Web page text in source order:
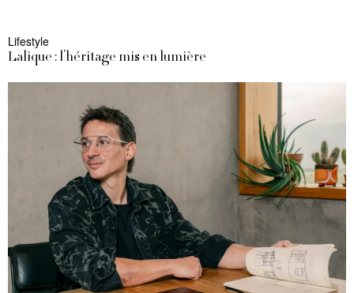
Lifestyle
Lalique : l’héritage mis en lumière